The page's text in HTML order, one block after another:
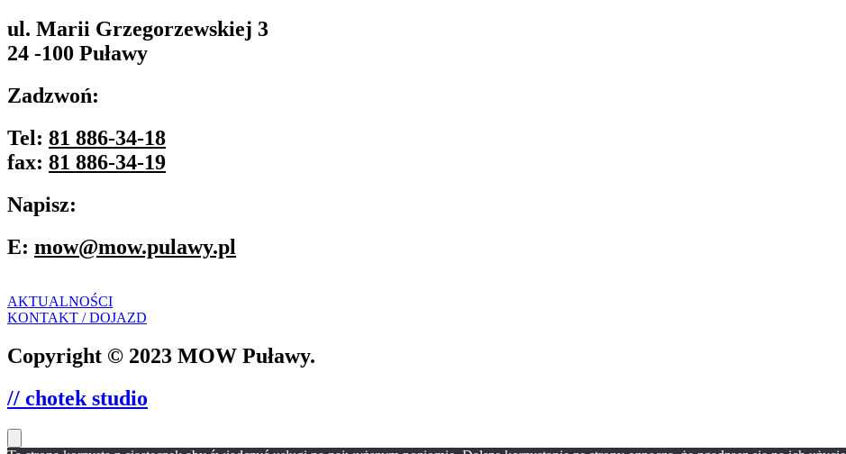
ul. Marii Grzegorzewskiej 3
24 -100 Puławy
Zadzwoń:
Tel: 81 886-34-18
fax: 81 886-34-19
Napisz:
E: mow@mow.pulawy.pl
AKTUALNOŚCI
KONTAKT / DOJAZD
Copyright © 2023 MOW Puławy.
// chotek studio